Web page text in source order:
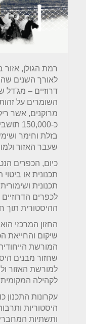
רמת הגולן, אזור
לאורך השנים
השומרים על
כ-
בזלת וחימר
שעבר האזור
כיום, הכפרים
תכנונית או
תכנונית
לכפרים
ההיסטורית תוך
החזון המרכזי
שיקום והחייאת
המורשת
שחזור מבנים
למורשת האזור
לקהילה
עקרונות התכנון
היסטוריות
ותשתיות